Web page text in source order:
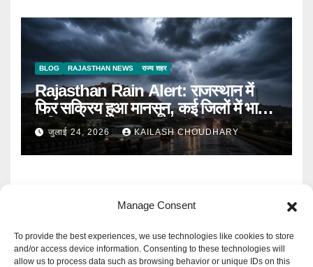
Manage Consent
To provide the best experiences, we use technologies like cookies to store
and/or access device information. Consenting to these technologies will
allow us to process data such as browsing behavior or unique IDs on this
BLOG RAJASTHAN NEWS राज्य शहर
Rajasthan Rain Alert: राजस्थान में
फिर सक्रिय हुआ मानसून, कई जिलों में भारी
बारिश का Alert
जुलाई 24, 2026 KAILASH CHOUDHARY